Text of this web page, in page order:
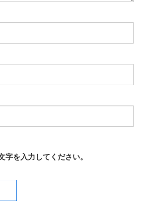
字を入力してください。